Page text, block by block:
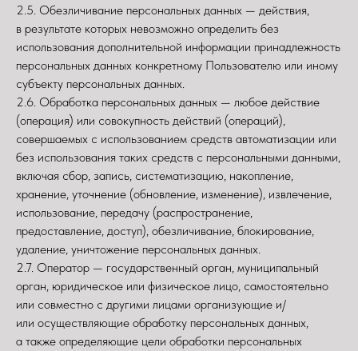
2.5. Обезличивание персональных данных — действия,
в результате которых невозможно определить без
использования дополнительной информации принадлежность
персональных данных конкретному Пользователю или иному
субъекту персональных данных.
2.6. Обработка персональных данных — любое действие
(операция) или совокупность действий (операций),
совершаемых с использованием средств автоматизации или
без использования таких средств с персональными данными,
включая сбор, запись, систематизацию, накопление,
хранение, уточнение (обновление, изменение), извлечение,
использование, передачу (распространение,
предоставление, доступ), обезличивание, блокирование,
удаление, уничтожение персональных данных.
2.7. Оператор — государственный орган, муниципальный
орган, юридическое или физическое лицо, самостоятельно
или совместно с другими лицами организующие и/
или осуществляющие обработку персональных данных,
а также определяющие цели обработки персональных